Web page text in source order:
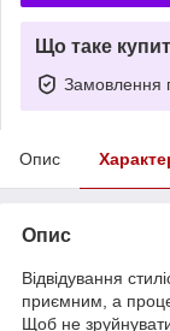
Що таке
Замовлення
Опис
Опис
Відвідування
приємним, а
Щоб не